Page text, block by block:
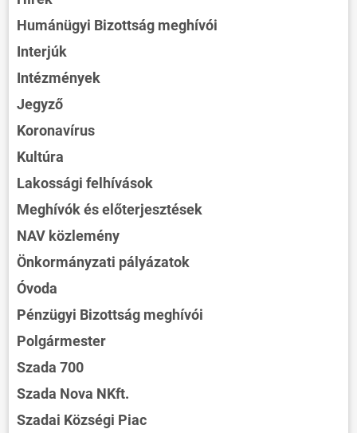
Humánügyi Bizottság meghívói
Interjúk
Intézmények
Jegyző
Koronavírus
Kultúra
Lakossági felhívások
Meghívók és előterjesztések
NAV közlemény
Önkormányzati pályázatok
Óvoda
Pénzügyi Bizottság meghívói
Polgármester
Szada 700
Szada Nova NKft.
Szadai Községi Piac